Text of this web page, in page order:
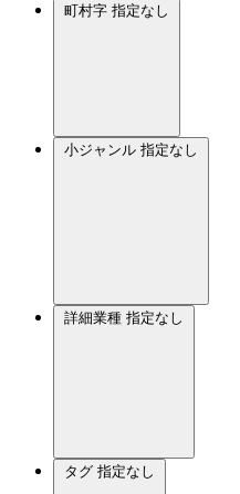
町村字 指定なし
小ジャンル 指定なし
詳細業種 指定なし
タグ 指定なし